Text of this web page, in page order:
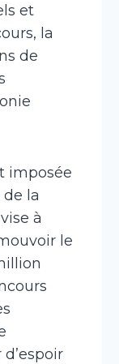
et
la
de
imposée
la
à
le